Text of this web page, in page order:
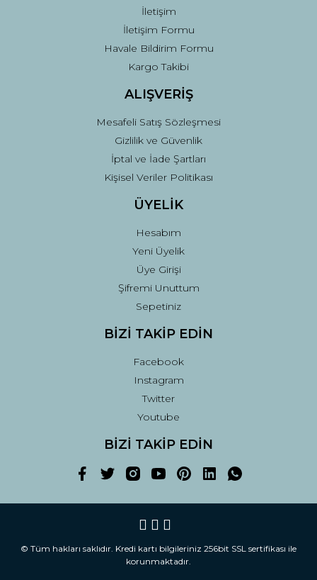
Gönder
İletişim
İletişim Formu
Havale Bildirim Formu
Kargo Takibi
ALIŞVERİŞ
Mesafeli Satış Sözleşmesi
Gizlilik ve Güvenlik
İptal ve İade Şartları
Kişisel Veriler Politikası
ÜYELİK
Hesabım
Yeni Üyelik
Üye Girişi
Şifremi Unuttum
Sepetiniz
BİZİ TAKİP EDİN
Facebook
Instagram
Twitter
Youtube
BİZİ TAKİP EDİN
© Tüm hakları saklıdır. Kredi kartı bilgileriniz 256bit SSL sertifikası ile
korunmaktadır.